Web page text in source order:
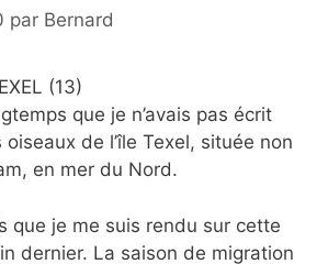
par Bernard
(13)
que je n’avais pas écrit
oiseaux de l’île Texel, située non
en mer du Nord.
que je me suis rendu sur cette
dernier. La saison de migration